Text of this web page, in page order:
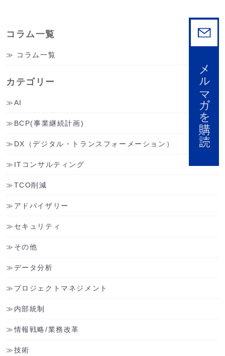
コラム一覧
コラム一覧
カテゴリー
AI
BCP(事業継続計画)
DX（デジタル・トランスフォーメーション）
ITコンサルティング
TCO削減
アドバイザリー
セキュリティ
その他
データ分析
プロジェクトマネジメント
内部統制
情報戦略/業務改革
技術